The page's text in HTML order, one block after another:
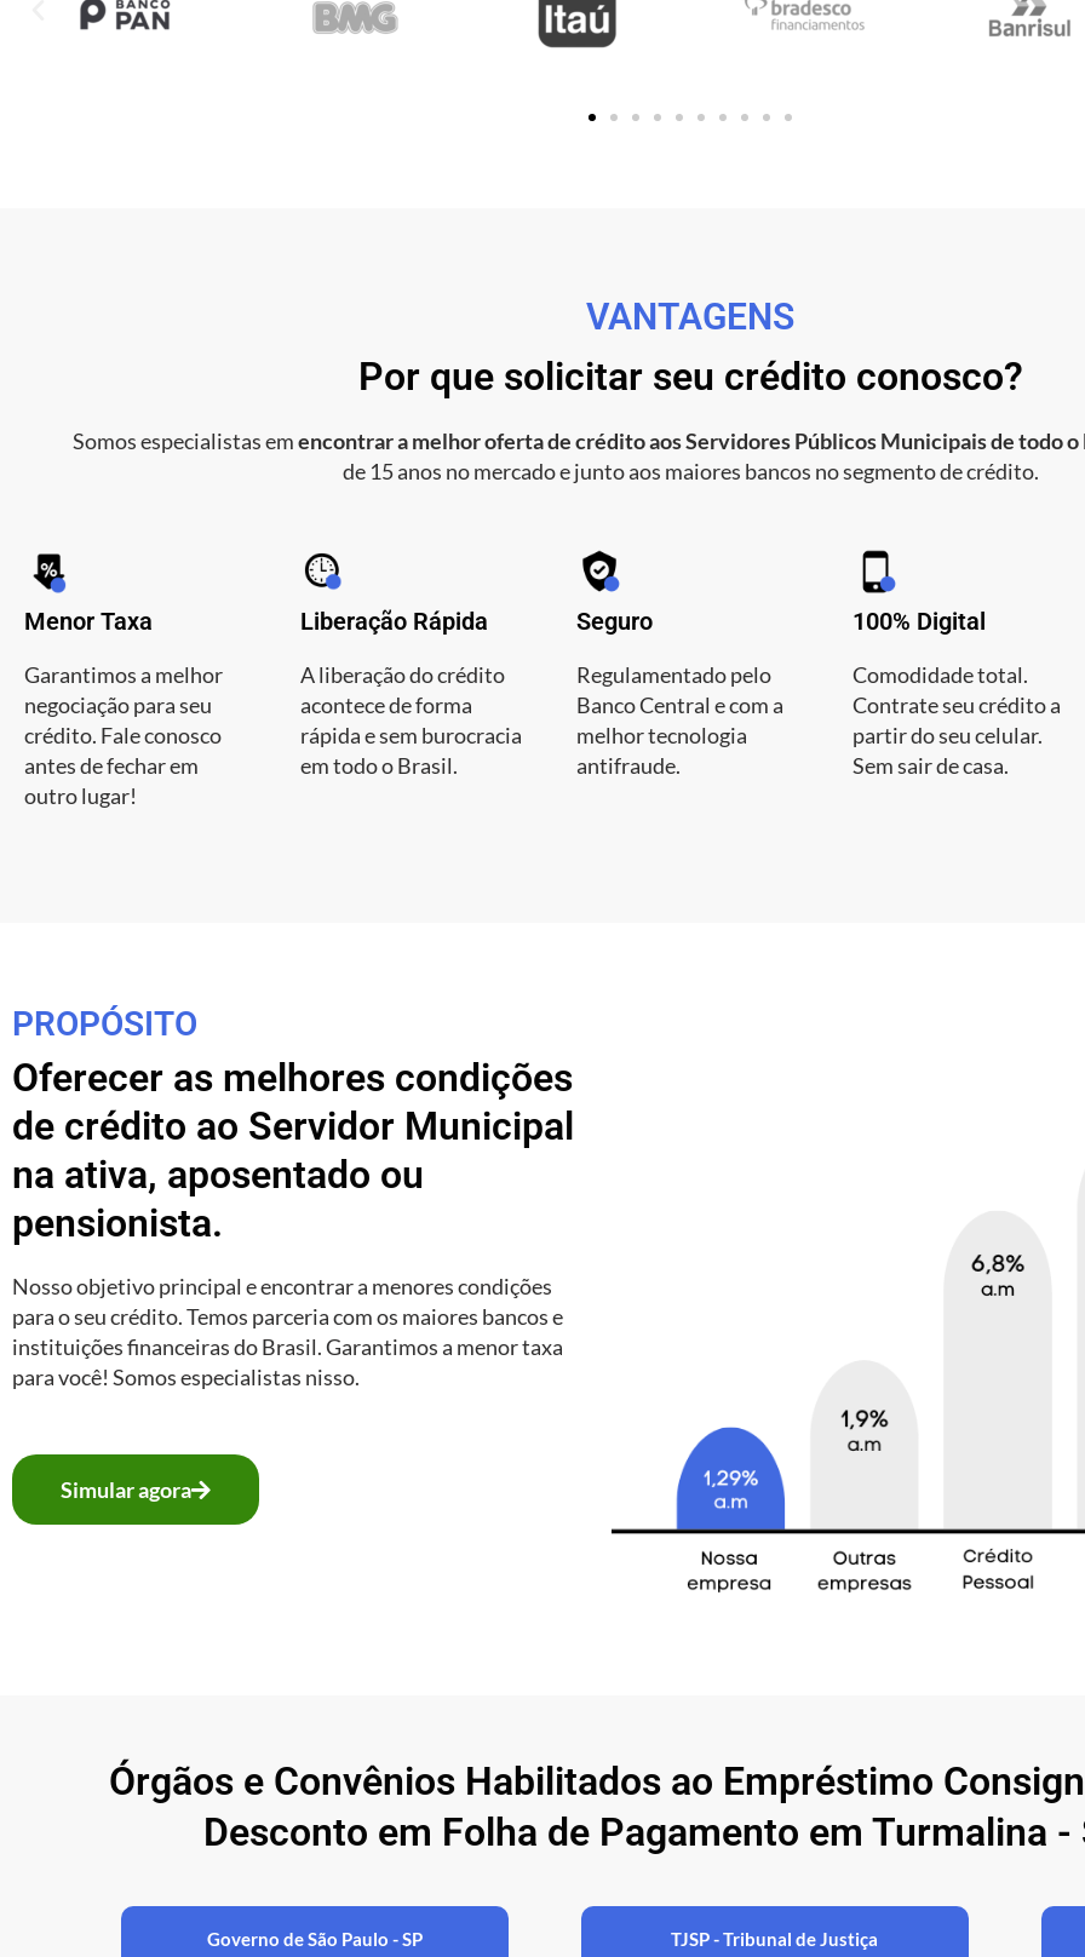
VANTAGENS
Por que solicitar seu crédito conosco?
Somos especialistas emencontrar a melhor oferta de crédito aos Servidores Públicos Municipais de todo o
de 15 anos no mercado e junto aos maiores bancos no segmento de crédito.
Menor Taxa
Garantimos a melhor
negociação para seu
crédito. Fale conosco
antes de fechar em
outro lugar!
Liberação Rápida
A liberação do crédito
acontece de forma
rápida e sem burocracia
em todo o Brasil.
Seguro
Regulamentado pelo
Banco Central e com a
melhor tecnologia
antifraude.
100% Digital
Comodidade total.
Contrate seu crédito a
partir do seu celular.
Sem sair de casa.
PROPÓSITO
Oferecer as melhores condições
de crédito ao Servidor Municipal
na ativa, aposentado ou
pensionista.
Nosso objetivo principal e encontrar a menores condições
para o seu crédito. Temos parceria com os maiores bancos e
instituições financeiras do Brasil. Garantimos a menor taxa
para você! Somos especialistas nisso.
Simular agora
Órgãos e Convênios Habilitados ao Empréstimo
Desconto em Folha de Pagamento em Turmalina -
Governo de São Paulo - SP TJSP - Tribunal de Justiça